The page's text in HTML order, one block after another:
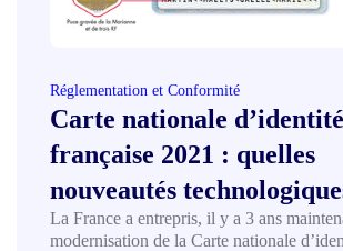
Réglementation et Conformité
Carte nationale d’identité
française 2021 : quelles
nouveautés
La France a entrepris, il y a 3 ans
modernisation de la Carte nationale